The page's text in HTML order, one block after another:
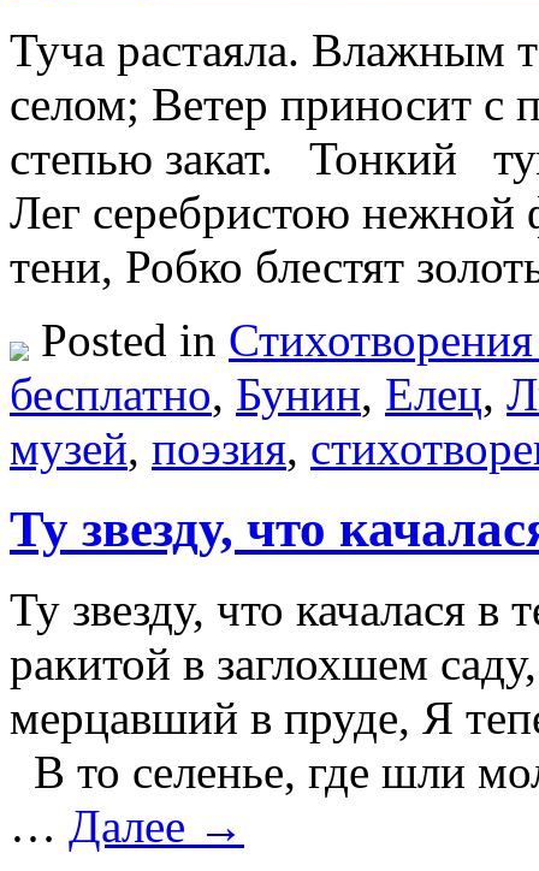
Туча растаяла. Влажным
селом; Ветер приносит с
степью закат. Тонкий
Лег серебристою нежной
тени, Робко блестят
Posted in
бесплатно, Бунин, Елец,
музей, поэзия,
Ту звезду, что
Ту звезду, что качалася
ракитой в заглохшем
мерцавший в пруде, Я
В то селенье, где шли
… Далее →